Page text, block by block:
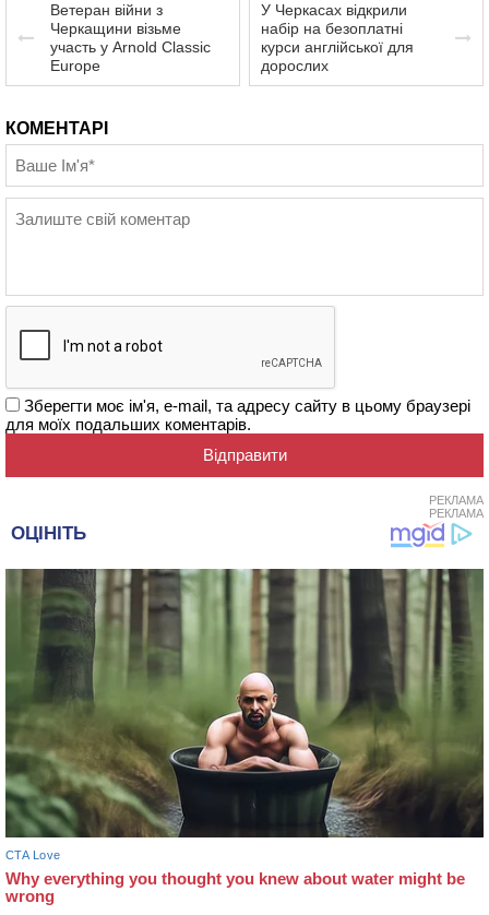
Ветеран війни з
Черкащини візьме
участь у Arnold Classic
Europe
У Черкасах відкрили
набір на безоплатні
курси англійської для
дорослих
КОМЕНТАРІ
Зберегти моє ім'я, e-mail, та адресу сайту в цьому браузері
для моїх подальших коментарів.
РЕКЛАМА
РЕКЛАМА